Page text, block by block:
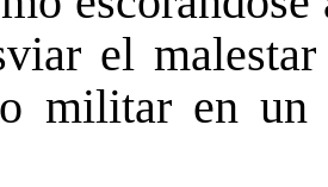
el
militar en